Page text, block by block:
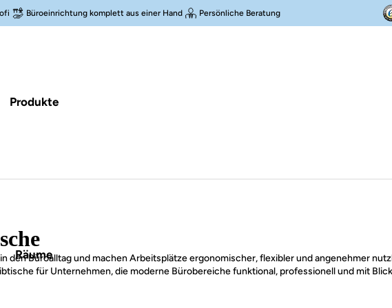
Büroeinrichtung komplett aus einer Hand Persönliche Beratung
Produkte
Räume
den Büroalltag und machen Arbeitsplätze ergonomischer, flexibler und angenehmer
für Unternehmen, die moderne Bürobereiche funktional, professionell und mit